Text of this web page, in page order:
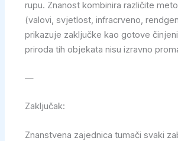
rupu. Znanost kombinira različite
(valovi, svjetlost, infracrveno,
prikazuje zaključke kao gotove
priroda tih objekata nisu izravno
—
Zaključak:
Znanstvena zajednica tumači svaki